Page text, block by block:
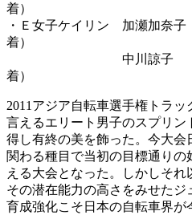
着）
・Ｅ女子ケイリン 加瀬加奈
着）
中川諒子 10位（
着）
2011アジア自転車選手権トラ
言えるエリート男子のスプリ
得し有終の美を飾った。今大会
関わる種目で当初の目標通り
える大会となった。しかしそ
その潜在能力の高さをみせた
育成強化こそ日本の自転車界